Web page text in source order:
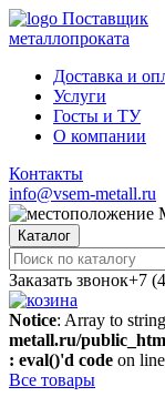
Поставщик
металлопроката
Доставка и
Услуги
Госты и ТУ
О компании
Контакты
info@vsem-metall.ru
Каталог
Заказать звонок+7
Notice: Array to
metall.ru/
: eval()'d code on line
Все товары